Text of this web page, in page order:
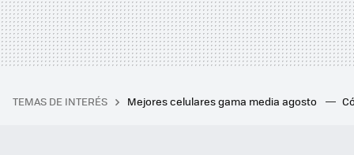
TEMAS DE INTERÉS Mejores celulares gama media agosto